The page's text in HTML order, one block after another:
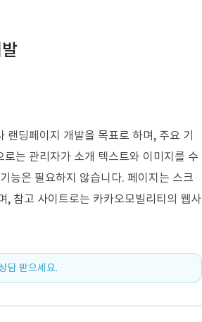
딩페이지 개발을 목표로 하며, 주요 기
는 관리자가 소개 텍스트와 이미지를 수
능은 필요하지 않습니다. 페이지는 스크
, 참고 사이트로는 카카오모빌리티의 웹사
담 받으세요.